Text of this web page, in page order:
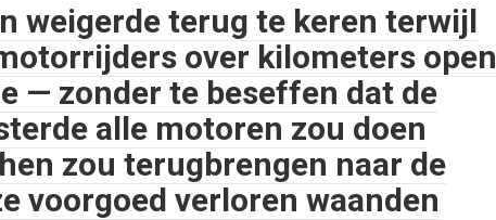
weigerde terug te keren terwijl
over kilometers open
— zonder te beseffen dat de
alle motoren zou doen
zou terugbrengen naar de
voorgoed verloren waanden